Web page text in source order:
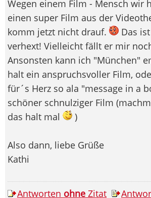
Wegen einem Film - Mensch wir
einen super Film aus der
komm jetzt nicht drauf.
Das
verhext! Vielleicht fällt er mir
Ansonsten kann ich "München"
halt ein anspruchsvoller Film,
für´s Herz so ala "message in a
schöner schnulziger Film
das halt mal
)
Also dann, liebe Grüße
Kathi
Antworten ohne Zitat